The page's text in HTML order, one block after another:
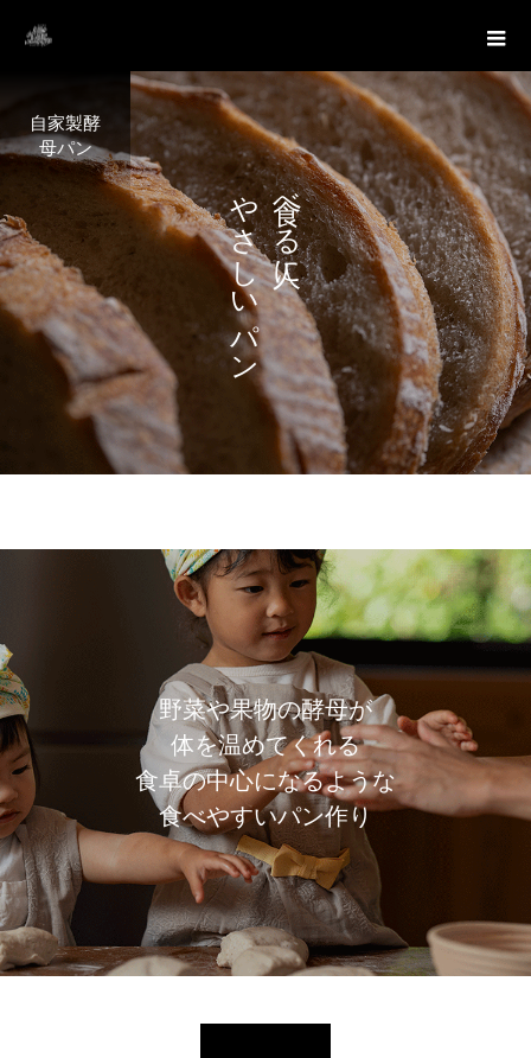
自家製酵
母パン
べ
る
に
や
さ
し
い
パ
ン
野菜や果物の酵母が
体を温めてくれる
食卓の中心になるような
食べやすいパン作り